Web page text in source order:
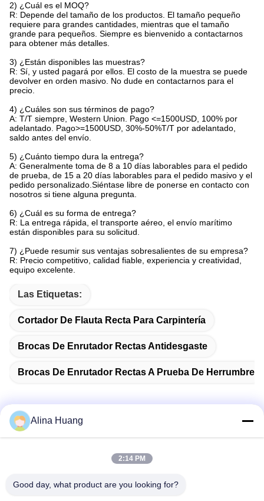
2) ¿Cuál es el MOQ?
R: Depende del tamaño de los productos. El tamaño pequeño
requiere para grandes cantidades, mientras que el tamaño
grande para pequeños. Siempre es bienvenido a contactarnos
para obtener más detalles.
3) ¿Están disponibles las muestras?
R: Sí, y usted pagará por ellos. El costo de la muestra se puede
devolver en orden masivo. No dude en contactarnos para el
precio.
4) ¿Cuáles son sus términos de pago?
A: T/T siempre, Western Union. Pago <=1500USD, 100% por
adelantado. Pago>=1500USD, 30%-50%T/T por adelantado,
saldo antes del envío.
5) ¿Cuánto tiempo dura la entrega?
A: Generalmente toma de 8 a 10 días laborables para el pedido
de prueba, de 15 a 20 días laborables para el pedido masivo y el
pedido personalizado.Siéntase libre de ponerse en contacto con
nosotros si tiene alguna pregunta.
6) ¿Cuál es su forma de entrega?
R: La entrega rápida, el transporte aéreo, el envío marítimo
están disponibles para su solicitud.
7) ¿Puede resumir sus ventajas sobresalientes de su empresa?
R: Precio competitivo, calidad fiable, experiencia y creatividad,
equipo excelente.
Las Etiquetas:
Cortador De Flauta Recta Para Carpintería
Brocas De Enrutador Rectas Antidesgaste
Brocas De Enrutador Rectas A Prueba De Herrumbre
Zona de desarrollo industrial Guanyao, ciudad de Shishan,
Alina Huang
2:14 PM
Good day, what product are you looking for?